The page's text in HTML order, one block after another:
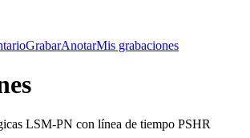
GrabarAnotarMis grabaciones
LSM-PN con línea de tiempo PSHR